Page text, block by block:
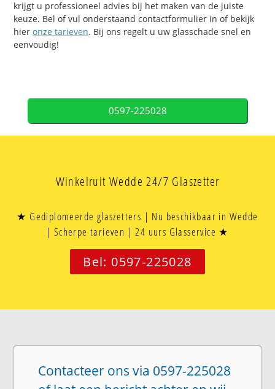
krijgt u professioneel advies bij het maken van de juiste
keuze. Bel of vul onderstaand contactformulier in of bekijk
hieronze tarieven. Bij ons regelt u uw glasschade snel en
eenvoudig!
0597-225028
Winkelruit Wedde 24/7 Glaszetter
★ Gediplomeerde glaszetters | Nu beschikbaar in Wedde
| Scherpe tarieven | 24 uurs Glasservice ★
Bel: 0597-225028
Contacteer ons via 0597-225028